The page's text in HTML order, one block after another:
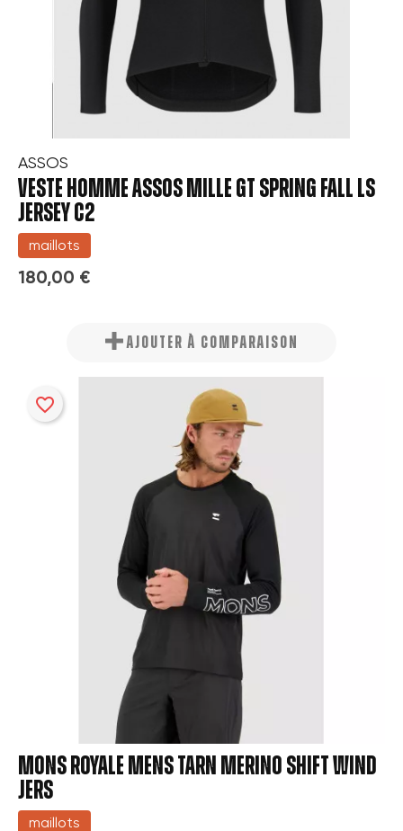
ASSOS
VESTE HOMME ASSOS MILLE GT SPRING FALL LS
JERSEY C2
maillots
180,00 €
AJOUTER À COMPARAISON
MONS ROYALE MENS TARN MERINO SHIFT WIND
JERS
maillots
favorite_border